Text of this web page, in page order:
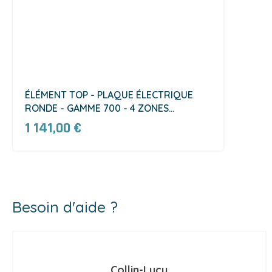
ÉLÉMENT TOP - PLAQUE ÉLECTRIQUE
RONDE - GAMME 700 - 4 ZONES
(F4AP7E80)
1 141,00 €
Besoin d'aide ?